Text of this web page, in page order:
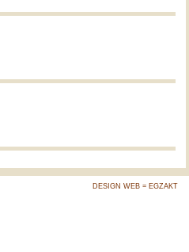
DESIGN WEB = EGZAKT